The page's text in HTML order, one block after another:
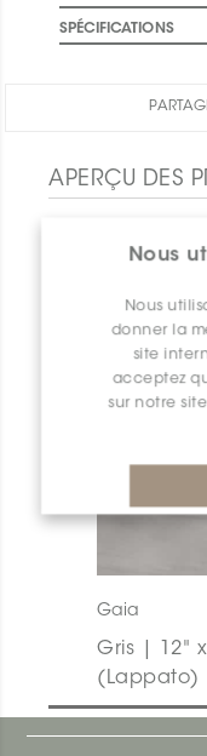
Nous
Nous
donner la
site
acceptez
sur notre
SPÉCIFICATIONS
APERÇU DES
Gaia
Gris | 12"
(Lappato)